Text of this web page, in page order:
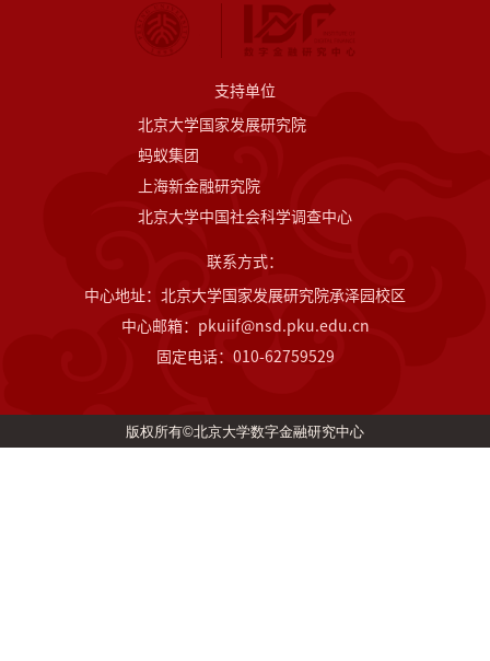
支持单位
北京大学国家发展研究院
蚂蚁集团
上海新金融研究院
北京大学中国社会科学调查中心
联系方式：
中心地址：北京大学国家发展研究院承泽园校区
中心邮箱：pkuiif@nsd.pku.edu.cn
固定电话：010-62759529
版权所有©北京大学数字金融研究中心